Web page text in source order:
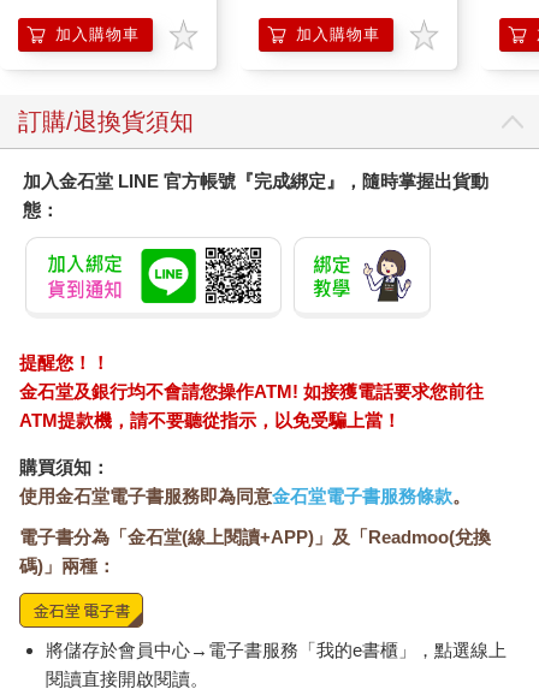
加入購物車 加入購物車
訂購/退換貨須知
加入金石堂 LINE 官方帳號『完成綁定』，隨時掌握出貨動
態：
提醒您！！
金石堂及銀行均不會請您操作ATM! 如接獲電話要求您前往
ATM提款機，請不要聽從指示，以免受騙上當！
購買須知：
使用金石堂電子書服務即為同意金石堂電子書服務條款。
電子書分為「金石堂(線上閱讀+APP)」及「Readmoo(兌換
碼)」兩種：
將儲存於會員中心→電子書服務「我的e書櫃」，點選線上
閱讀直接開啟閱讀。